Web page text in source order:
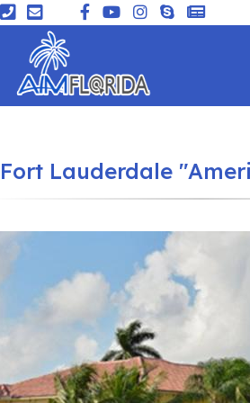
Fort Lauderdale